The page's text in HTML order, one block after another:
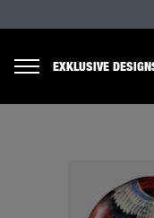
EXKLUSIVE